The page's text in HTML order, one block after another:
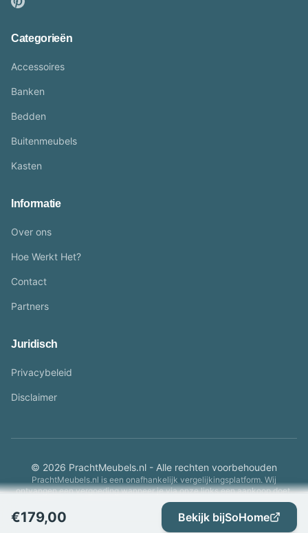
€179,00 Bekijk bijSoHome
Categorieën
Accessoires
Banken
Bedden
Buitenmeubels
Kasten
Informatie
Over ons
Hoe Werkt Het?
Contact
Partners
Juridisch
Privacybeleid
Disclaimer
© 2026 PrachtMeubels.nl - Alle rechten voorbehouden
PrachtMeubels.nl is een onafhankelijk vergelijkingsplatform. Wij
ontvangen een vergoeding wanneer je via onze links een aankoop doet.